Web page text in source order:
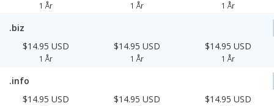
1 År 1 År 1 År
.biz
$14.95 USD
1 År
$14.95 USD
1 År
$14.95 USD
1 År
.info
$14.95 USD
$14.95 USD $14.95 USD